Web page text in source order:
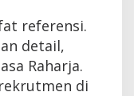
referensi.
detail,
Raharja.
di